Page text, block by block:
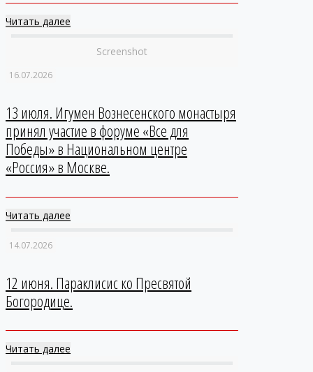
Читать далее
Screenshot
16.07.2026
13 июля. Игумен Вознесенского монастыря
принял участие в форуме «Все для
Победы» в Национальном центре
«Россия» в Москве.
Читать далее
14.07.2026
12 июня. Параклисис ко Пресвятой
Богородице.
Читать далее